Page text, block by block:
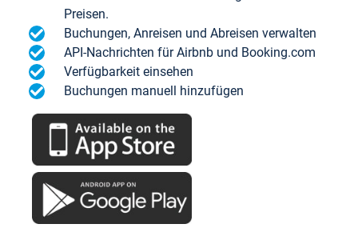
Preisen.
Buchungen, Anreisen und Abreisen verwalten
API-Nachrichten für Airbnb und Booking.com
Verfügbarkeit einsehen
Buchungen manuell hinzufügen